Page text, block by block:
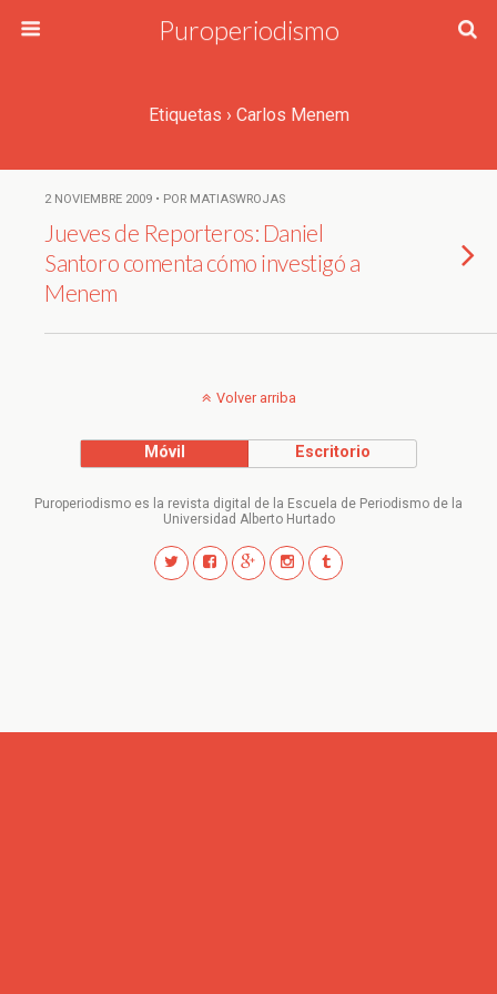
Puroperiodismo
Etiquetas › Carlos Menem
2 NOVIEMBRE 2009 • POR MATIASWROJAS
Jueves de Reporteros: Daniel
Santoro comenta cómo investigó a
Menem
Volver arriba
Móvil Escritorio
Puroperiodismo es la revista digital de la Escuela de Periodismo de la
Universidad Alberto Hurtado